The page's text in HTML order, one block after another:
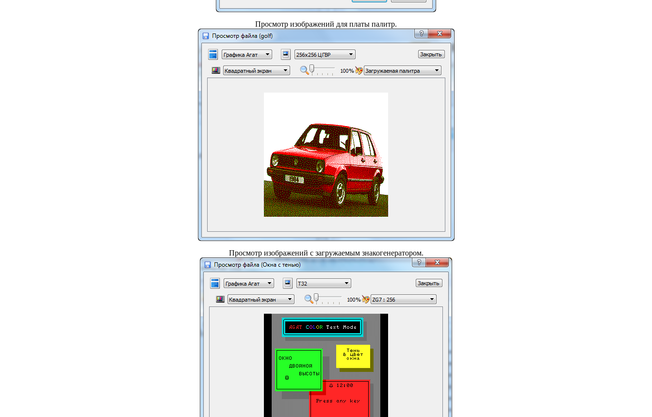
Просмотр изображений для платы палитр.
Просмотр изображений с загружаемым знакогенератором.